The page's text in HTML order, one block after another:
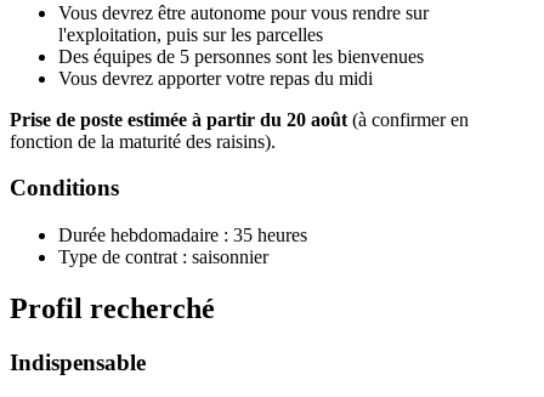
Vous devrez être autonome pour vous rendre sur
l'exploitation, puis sur les parcelles
Des équipes de 5 personnes sont les bienvenues
Vous devrez apporter votre repas du midi
Prise de poste estimée à partir du 20 août (à confirmer en
fonction de la maturité des raisins).
Conditions
Durée hebdomadaire : 35 heures
Type de contrat : saisonnier
Profil recherché
Indispensable